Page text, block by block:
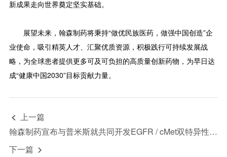
新成果走向世界奠定坚实基础。
展望未来，翰森制药将秉持“做优民族医药，做强中国创造”企
业使命，吸引精英人才、汇聚优质资源，积极践行可持续发展战
略，为全球患者提供更多可及可负担的高质量创新药物，为早日达
成“健康中国2030”目标贡献力量。
 上一篇
翰森制药宣布与普米斯就共同开发EGFR / cMet双特异性抗体药物达成战略合作
下一篇 